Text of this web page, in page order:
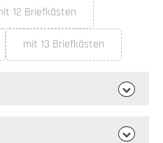
nicht verfügbar.)
12 Briefkästen
(Diese Option ist zurzeit nicht
nicht verfügbar.)
mit 13 Briefkästen
(Diese Option ist zurzeit